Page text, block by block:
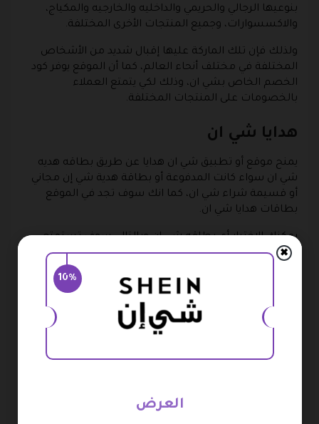
بنوعيها الرجالي والحريمي والداخليه والخارجيه والمكياج،
والاكسسوارات، وجميع المنتجات الأخرى المختلفة.
ولذلك فإن تلك الماركة عليها إقبال شديد من الأشخاص
المختلفة في مختلف أنحاء العالم، كما أن الموقع يوفر كود
الخصم الخاص بشي ان، وذلك لكي يتمتع العملاء
بالخصومات على المنتجات المختلفة.
هدايا شي ان
يمنح موقع أو تطبيق شي ان هدايا عن طريق بطاقه هديه
شي ان سواء كانت المدفوعة أو بطاقة هدية شي إن مجاني
أو قسيمة شراء شي ان، كما انك سوف تجد في الموقع
بطاقات هدايا شي ان.
يمكنك الاختيار أي بطاقه شي ان وبالتالي سوف تستمتع
بالخصومات وهدايا كبيرة لك ولعائلتك أيضًا، بالإضافة إلى
كود الخصم الخاص بشي ان، وكلاهما يكونوا على أي منتج
من منتجات الموقع التي تتوفر عليه وتقوم بشرائها.
رقم بطاقة هدية شي ان
فيما أعلى، أو حوالي 75 ريال سعودي، كما تستطيع استعمال
10%
✖
العرض